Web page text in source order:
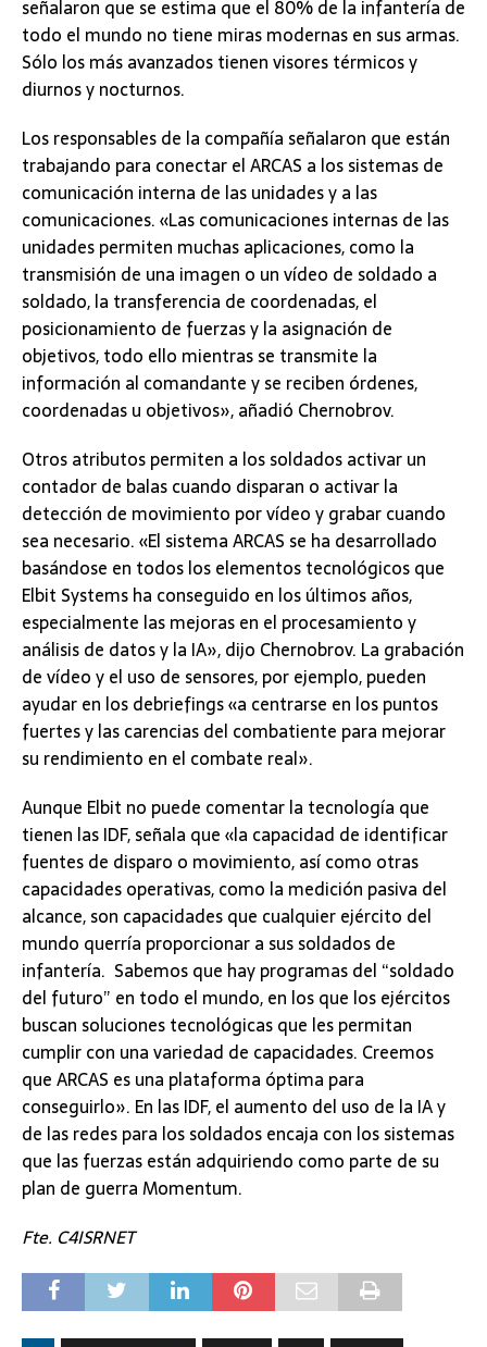
señalaron que se estima que el 80% de la infantería de
todo el mundo no tiene miras modernas en sus armas.
Sólo los más avanzados tienen visores térmicos y
diurnos y nocturnos.
Los responsables de la compañía señalaron que están
trabajando para conectar el ARCAS a los sistemas de
comunicación interna de las unidades y a las
comunicaciones. «Las comunicaciones internas de las
unidades permiten muchas aplicaciones, como la
transmisión de una imagen o un vídeo de soldado a
soldado, la transferencia de coordenadas, el
posicionamiento de fuerzas y la asignación de
objetivos, todo ello mientras se transmite la
información al comandante y se reciben órdenes,
coordenadas u objetivos», añadió Chernobrov.
Otros atributos permiten a los soldados activar un
contador de balas cuando disparan o activar la
detección de movimiento por vídeo y grabar cuando
sea necesario. «El sistema ARCAS se ha desarrollado
basándose en todos los elementos tecnológicos que
Elbit Systems ha conseguido en los últimos años,
especialmente las mejoras en el procesamiento y
análisis de datos y la IA», dijo Chernobrov. La grabación
de vídeo y el uso de sensores, por ejemplo, pueden
ayudar en los debriefings «a centrarse en los puntos
fuertes y las carencias del combatiente para mejorar
su rendimiento en el combate real».
Aunque Elbit no puede comentar la tecnología que
tienen las IDF, señala que «la capacidad de identificar
fuentes de disparo o movimiento, así como otras
capacidades operativas, como la medición pasiva del
alcance, son capacidades que cualquier ejército del
mundo querría proporcionar a sus soldados de
infantería. Sabemos que hay programas del “soldado
del futuro” en todo el mundo, en los que los ejércitos
buscan soluciones tecnológicas que les permitan
cumplir con una variedad de capacidades. Creemos
que ARCAS es una plataforma óptima para
conseguirlo». En las IDF, el aumento del uso de la IA y
de las redes para los soldados encaja con los sistemas
que las fuerzas están adquiriendo como parte de su
plan de guerra Momentum.
Fte. C4ISRNET